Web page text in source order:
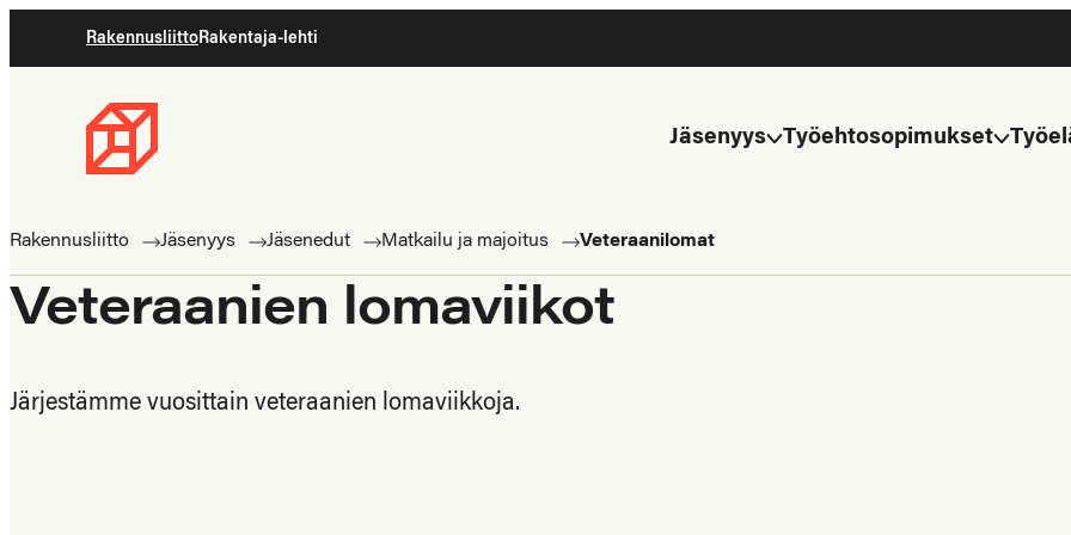
suoraan
RakennusliittoRakentaja-lehti
Rakennusliitto
ammattilaisten
Jäsenyys Työehtosopimukset
Rakennusliitto Jäsenyys Jäsenedut Matkailu ja majoitus Veteraanilomat
Veteraanien lomaviikot
Järjestämme vuosittain veteraanien lomaviikkoja.